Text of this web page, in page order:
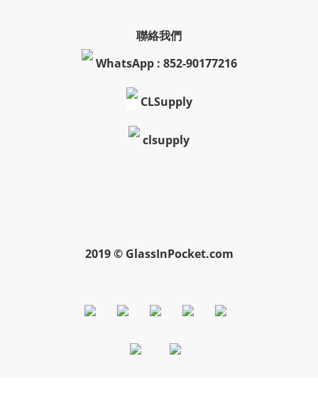
聯絡我們
WhatsApp : 852-90177216
CLSupply
clsupply
2019 © GlassInPocket.com